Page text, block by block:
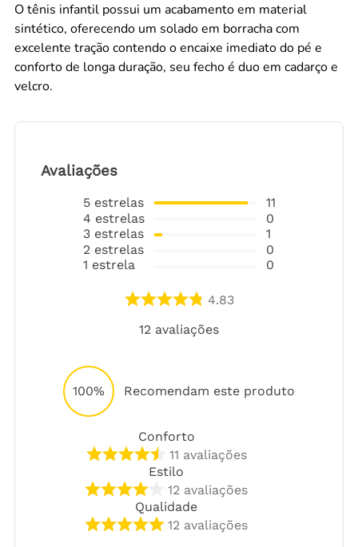
O tênis infantil possui um acabamento em material
sintético, oferecendo um solado em borracha com
excelente tração contendo o encaixe imediato do pé e
conforto de longa duração, seu fecho é duo em cadarço e
velcro.
Avaliações
5 estrelas
4 estrelas
3 estrelas
2 estrelas
1 estrela
11
0
1
0
0
4.83
12 avaliações
100% Recomendam este produto
Conforto
11 avaliações
Estilo
12 avaliações
Qualidade
12 avaliações